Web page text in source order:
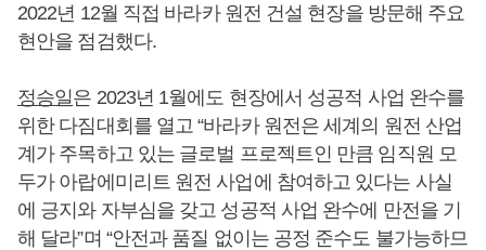
2022년 12월 직접 바라카 원전 건설 현장을 방문해 주요
현안을 점검했다.
정승일은 2023년 1월에도 현장에서 성공적 사업 완수를
위한 다짐대회를 열고 “바라카 원전은 세계의 원전 산업
계가 주목하고 있는 글로벌 프로젝트인 만큼 임직원 모
두가 아랍에미리트 원전 사업에 참여하고 있다는 사실
에 긍지와 자부심을 갖고 성공적 사업 완수에 만전을 기
해 달라”며 “안전과 품질 없이는 공정 준수도 불가능하므